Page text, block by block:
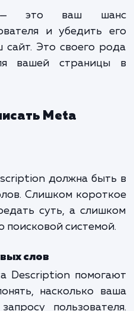
сам по себе не
оно играет
кликов
описание
Through Rate), что в
поиска.
— это ваш
и убедить
сайт. Это своего
для вашей
Meta